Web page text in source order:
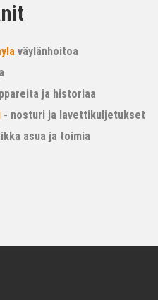
väylänhoitoa
ja historiaa
- nosturi ja lavettikuljetukset
asua ja toimia